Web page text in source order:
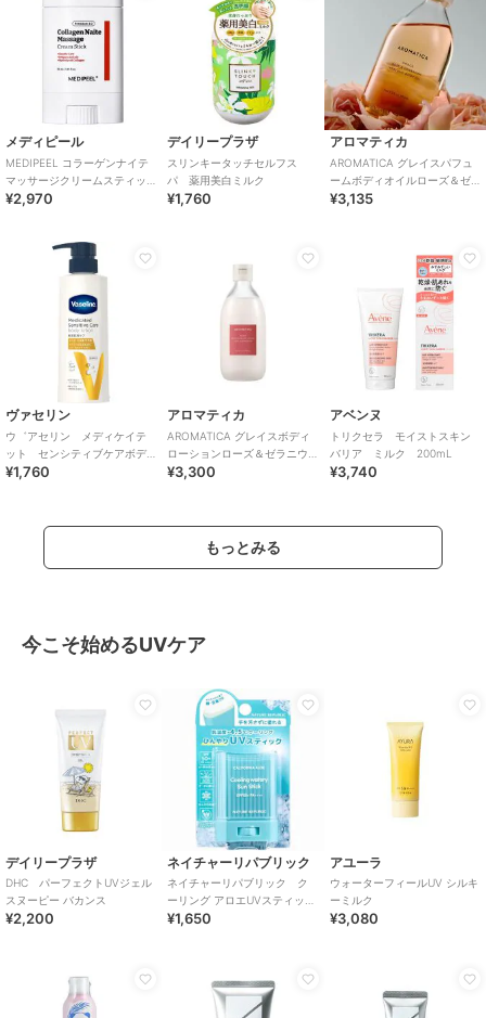
メディピール
MEDIPEEL コラーゲンナイテ
マッサージクリームスティッ
ク(韓国コスメ)
¥2,970
デイリープラザ
スリンキータッチセルフス
パ 薬用美白ミルク
¥1,760
アロマティカ
AROMATICA グレイスパフュ
ームボディオイルローズ＆ゼ
ラニウム(韓国コスメ)
¥3,135
ヴァセリン
ウ゛アセリン メディケイテ
ット センシティブケアボデ
ィローション美肌ケア３５０
¥1,760
アロマティカ
AROMATICA グレイスボディ
ローションローズ＆ゼラニウ
ム(韓国コスメ)
¥3,300
アベンヌ
トリクセラ モイストスキン
バリア ミルク 200mL
¥3,740
もっとみる
今こそ始めるUVケア
デイリープラザ
DHC パーフェクトUVジェル
スヌーピー バカンス
¥2,200
ネイチャーリパブリック
ネイチャーリパブリック ク
ーリング アロエUVスティック
(数量限定)（韓国コスメ）
¥1,650
アユーラ
ウォーターフィールUV シルキ
ーミルク
¥3,080